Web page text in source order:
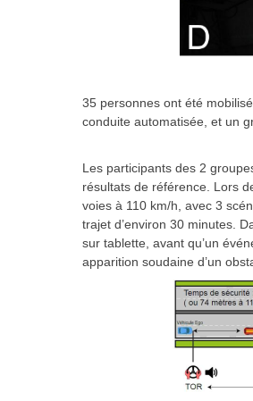
35 personnes ont été
conduite automatisée, et un
Les participants des 2
résultats de référence. Lors
voies à 110 km/h, avec 3
trajet d’environ 30 minutes.
sur tablette, avant qu’un
apparition soudaine d’un